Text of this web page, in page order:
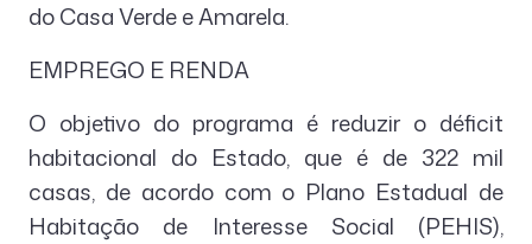
do Casa Verde e Amarela.
EMPREGO E RENDA
O objetivo do programa é reduzir o déficit
habitacional do Estado, que é de 322 mil
casas, de acordo com o Plano Estadual de
Habitação de Interesse Social (PEHIS),